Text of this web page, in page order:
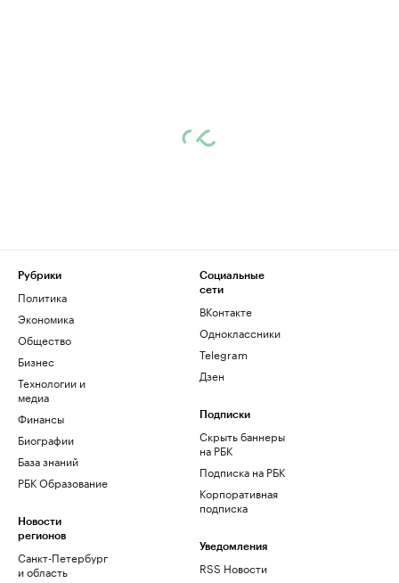
Рубрики
Политика
Экономика
Общество
Бизнес
Технологии и
медиа
Финансы
Биографии
База знаний
РБК Образование
Новости
регионов
Санкт-Петербург
и область
Социальные
сети
ВКонтакте
Одноклассники
Telegram
Дзен
Подписки
Скрыть баннеры
на РБК
Подписка на РБК
Корпоративная
подписка
Уведомления
RSS Новости